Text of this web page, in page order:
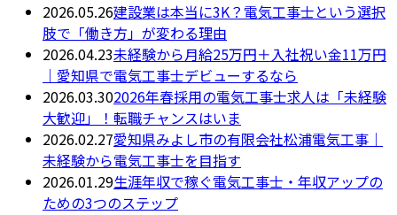
2026.05.26建設業は本当に3K？電気工事士という選択
肢で「働き方」が変わる理由
2026.04.23未経験から月給25万円＋入社祝い金11万円
｜愛知県で電気工事士デビューするなら
2026.03.302026年春採用の電気工事士求人は「未経験
大歓迎」！転職チャンスはいま
2026.02.27愛知県みよし市の有限会社松浦電気工事｜
未経験から電気工事士を目指す
2026.01.29生涯年収で稼ぐ電気工事士・年収アップの
ための3つのステップ